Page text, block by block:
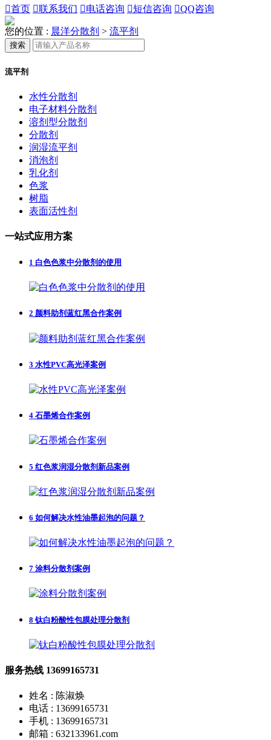
首页 联系我们 电话咨询 短信咨询 QQ咨询
您的位置 : 晨洋分散剂 > 流平剂
搜索
流平剂
水性分散剂
电子材料分散剂
溶剂型分散剂
分散剂
润湿流平剂
消泡剂
乳化剂
色浆
树脂
表面活性剂
一站式应用方案
1 白色色浆中分散剂的使用
2 颜料助剂蓝红黑合作案例
3 水性PVC高光泽案例
4 石墨烯合作案例
5 红色浆润湿分散剂新品案例
6 如何解决水性油墨起泡的问题？
7 涂料分散剂案例
8 钛白粉酸性包膜处理分散剂
服务热线 13699165731
姓名 : 陈淑焕
电话 : 13699165731
手机 : 13699165731
邮箱 : 632133961.com